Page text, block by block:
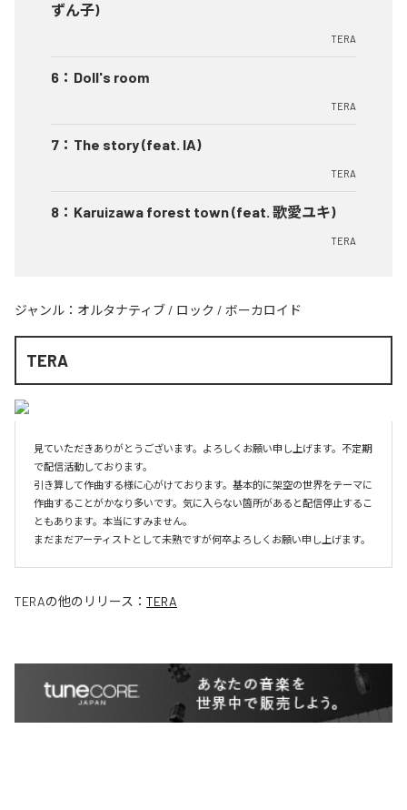
ずん子)
TERA
6 ： Doll's room
TERA
7 ： The story (feat. IA)
TERA
8 ： Karuizawa forest town (feat. 歌愛ユキ)
TERA
ジャンル： オルタナティブ / ロック / ボーカロイド
TERA
見ていただきありがとうございます。よろしくお願い申し上げます。不定期
で配信活動しております。
引き算して作曲する様に心がけております。基本的に架空の世界をテーマに
作曲することがかなり多いです。気に入らない箇所があると配信停止するこ
ともあります。本当にすみません。
まだまだアーティストとして未熟ですが何卒よろしくお願い申し上げます。
TERAの他のリリース： TERA